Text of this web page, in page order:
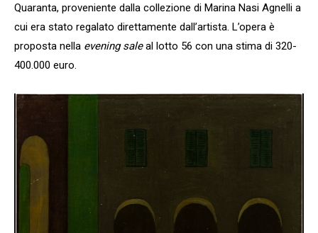
Quaranta, proveniente dalla collezione di Marina Nasi Agnelli a
cui era stato regalato direttamente dall’artista. L’opera è
proposta nella evening saleal lotto 56 con una stima di 320-
400.000 euro.